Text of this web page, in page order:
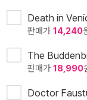
Death in
판매가 14,240
The
판매가 18,990
Doctor